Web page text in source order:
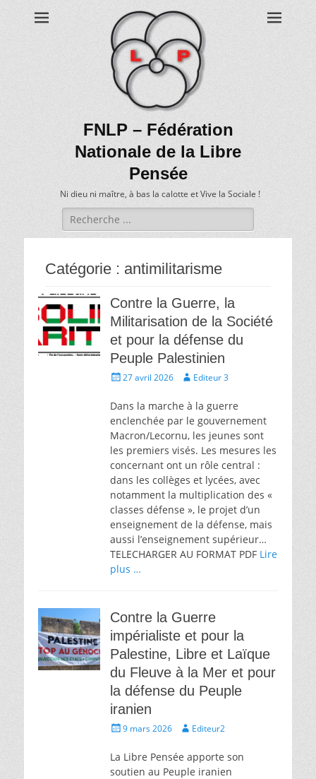
FNLP – Fédération
Nationale de la Libre
Pensée
Ni dieu ni maître, à bas la calotte et Vive la Sociale !
Recherche
de:
Catégorie : antimilitarisme
Contre la Guerre, la
Militarisation de la Société
et pour la défense du
Peuple Palestinien
Écrit27 avril 2026 AuteurEditeur 3
Dans la marche à la guerre
enclenchée par le gouvernement
Macron/Lecornu, les jeunes sont
les premiers visés. Les mesures les
concernant ont un rôle central :
dans les collèges et lycées, avec
notamment la multiplication des «
classes défense », le projet d’un
enseignement de la défense, mais
aussi l’enseignement supérieur…
TELECHARGER AU FORMAT PDF Lire
plus …
Contre la Guerre
impérialiste et pour la
Palestine, Libre et Laïque
du Fleuve à la Mer et pour
la défense du Peuple
iranien
Écrit9 mars 2026 AuteurEditeur2
La Libre Pensée apporte son
soutien au Peuple iranien